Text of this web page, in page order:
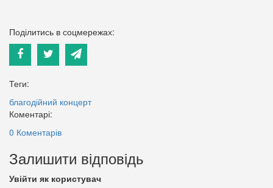
Поділитись в соцмережах:
Теги:
благодійний концерт
Коментарі:
0 Коментарів
Залишити відповідь
Увійти як користувач